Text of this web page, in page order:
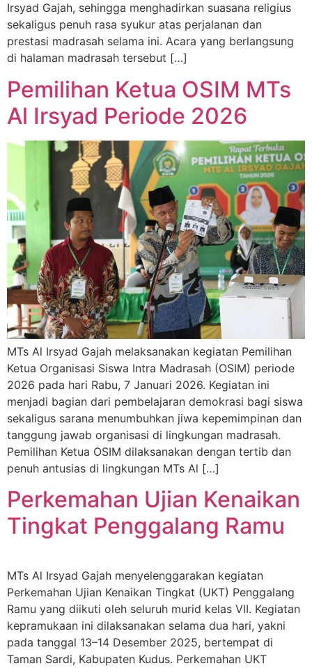
Irsyad Gajah, sehingga menghadirkan suasana religius
sekaligus penuh rasa syukur atas perjalanan dan
prestasi madrasah selama ini. Acara yang berlangsung
di halaman madrasah tersebut […]
Pemilihan Ketua OSIM MTs
Al Irsyad Periode 2026
MTs Al Irsyad Gajah melaksanakan kegiatan Pemilihan
Ketua Organisasi Siswa Intra Madrasah (OSIM) periode
2026 pada hari Rabu, 7 Januari 2026. Kegiatan ini
menjadi bagian dari pembelajaran demokrasi bagi siswa
sekaligus sarana menumbuhkan jiwa kepemimpinan dan
tanggung jawab organisasi di lingkungan madrasah.
Pemilihan Ketua OSIM dilaksanakan dengan tertib dan
penuh antusias di lingkungan MTs Al […]
Perkemahan Ujian Kenaikan
Tingkat Penggalang Ramu
MTs Al Irsyad Gajah menyelenggarakan kegiatan
Perkemahan Ujian Kenaikan Tingkat (UKT) Penggalang
Ramu yang diikuti oleh seluruh murid kelas VII. Kegiatan
kepramukaan ini dilaksanakan selama dua hari, yakni
pada tanggal 13–14 Desember 2025, bertempat di
Taman Sardi, Kabupaten Kudus. Perkemahan UKT